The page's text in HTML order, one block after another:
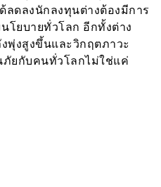
ลดลงนักลงทุนต่างต้องมีการ
โยบายทั่วโลก อีกทั้งต่าง
งพุ่งสูงขึ้นและวิกฤตภาวะ
ภัยกับคนทั่วโลกไม่ใช่แค่